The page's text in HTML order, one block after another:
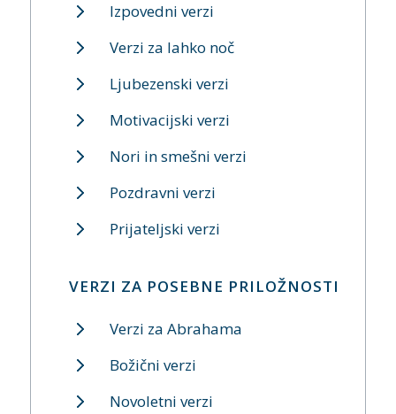
Izpovedni verzi
Verzi za lahko noč
Ljubezenski verzi
Motivacijski verzi
Nori in smešni verzi
Pozdravni verzi
Prijateljski verzi
VERZI ZA POSEBNE PRILOŽNOSTI
Verzi za Abrahama
Božični verzi
Novoletni verzi